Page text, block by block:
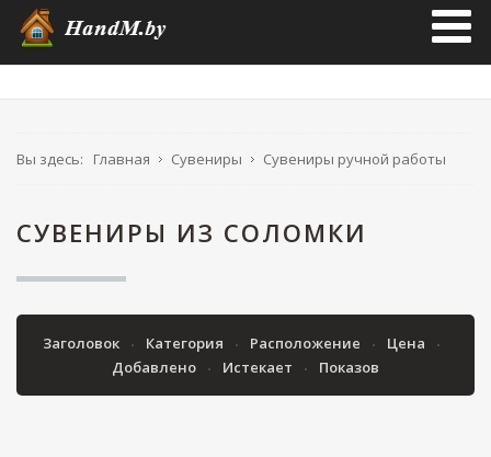
Вы здесь: Главная Сувениры Сувениры ручной работы
СУВЕНИРЫ ИЗ СОЛОМКИ
Заголовок Категория Расположение
Цена
Добавлено
Истекает Показов